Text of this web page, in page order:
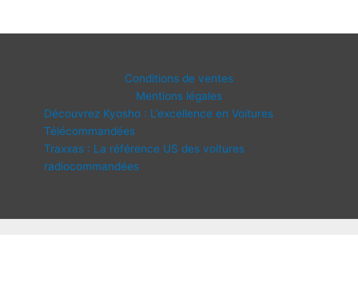
Conditions de ventes
Mentions légales
Découvrez Kyosho : L’excellence en Voitures
Télécommandées
Traxxas : La référence US des voitures
radiocommandées